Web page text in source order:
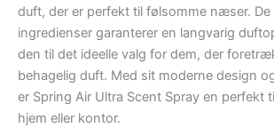
duft, der er perfekt til følsomme næser. De
ingredienser garanterer en langvarig
den til det ideelle valg for dem, der
behagelig duft. Med sit moderne design
er Spring Air Ultra Scent Spray en perfekt
hjem eller kontor.